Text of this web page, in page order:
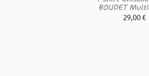
BOUDET
29,00€